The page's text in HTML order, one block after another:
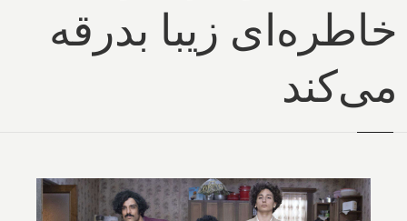
خاطره‌ای زیبا بدرقه
می‌کند